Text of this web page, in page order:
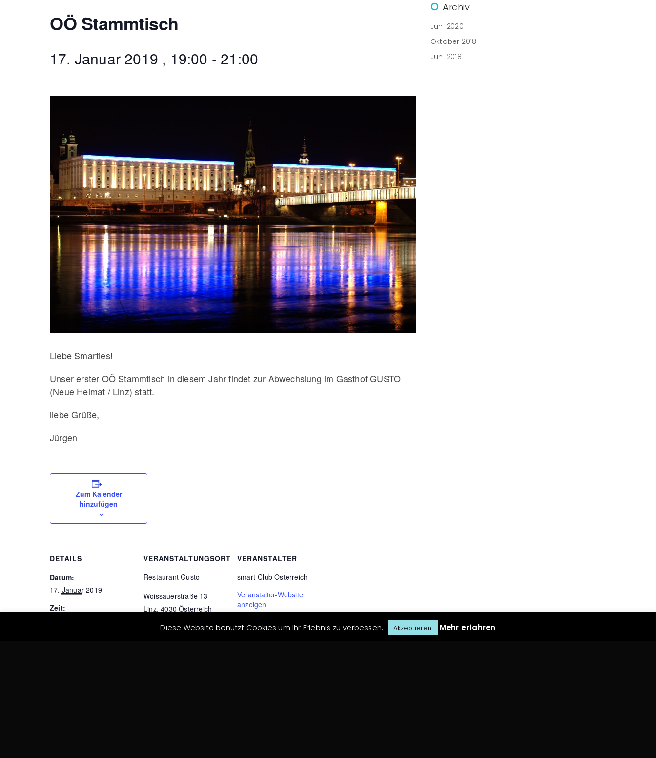
OÖ Stammtisch
17. Januar 2019 , 19:00 - 21:00
Liebe Smarties!
Unser erster OÖ Stammtisch in diesem Jahr findet zur Abwechslung im Gasthof GUSTO
(Neue Heimat / Linz) statt.
liebe Grüße,
Jürgen
Zum Kalender
hinzufügen
DETAILS
Datum:
17. Januar 2019
Zeit:
VERANSTALTUNGSORT
Restaurant Gusto
Woissauerstraße 13
Linz, 4030 Österreich
VERANSTALTER
smart-Club Österreich
Veranstalter-Website
anzeigen
Archiv
Juni 2020
Oktober 2018
Juni 2018
Diese Website benutzt Cookies um Ihr Erlebnis zu verbessen. Akzeptieren Mehr erfahren